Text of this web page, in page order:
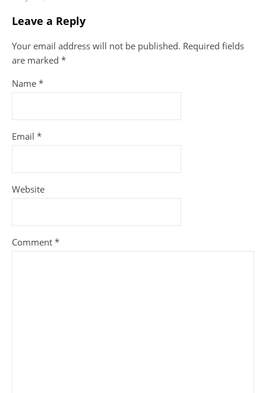
Leave a Reply
Your email address will not be published. Required fields
are marked *
Name *
Email *
Website
Comment *